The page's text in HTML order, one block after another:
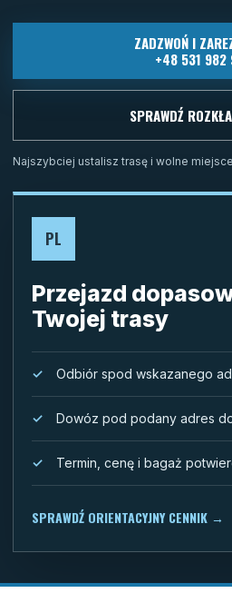
ZADZWOŃ I
+48 531 982
SPRAWDŹ
Najszybciej ustalisz trasę i wolne
PL
Przejazd
Twojej trasy
Odbiór spod wskazanego
Dowóz pod podany adres
Termin, cenę i bagaż
SPRAWDŹ ORIENTACYJNY CENNIK →